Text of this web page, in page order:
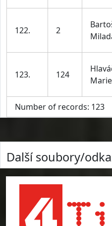
122. 2
123. 124
Marie
Number of records: 123
Další soubory/